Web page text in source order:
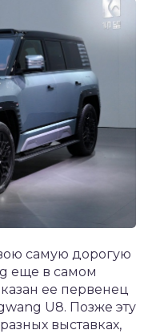
самую дорогую
еще в самом
ее первенец
U8. Позже эту
выставках,